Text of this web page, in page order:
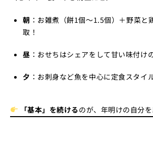
朝 ：お雑煮（餅1個〜1.5個）＋野菜と
取！
昼 ：おせちはシェアをして甘い味付け
夕 ：お刺身など魚を中心に定食スタイ
「基本」を続けるのが、年明けの自分を